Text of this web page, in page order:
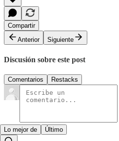
Compartir
Anterior
Siguiente
Discusión sobre este post
Comentarios Restacks
Lo mejor de Último